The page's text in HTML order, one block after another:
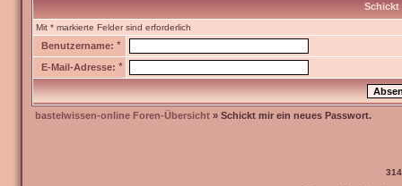
Schickt
Mit * markierte Felder sind erforderlich
Benutzername: *
E-Mail-Adresse: *
bastelwissen-online Foren-Übersicht » Schickt mir ein neues Passwort.